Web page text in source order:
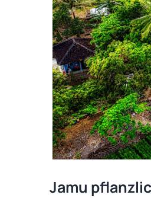
Jamu